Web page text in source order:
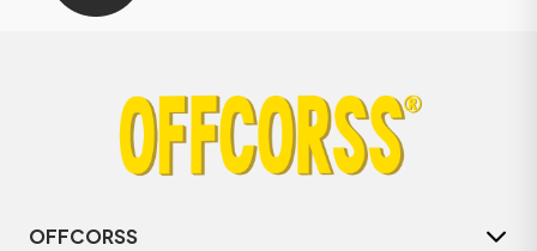
OFFCORSS